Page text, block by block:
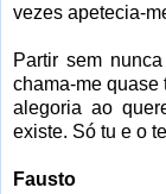
vezes apetecia-
Partir sem
chama-me quase
alegoria ao
existe. Só tu e o
Fausto